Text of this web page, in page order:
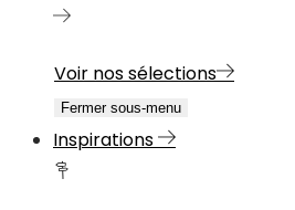
Voir nos sélections
Fermer sous-menu
Inspirations